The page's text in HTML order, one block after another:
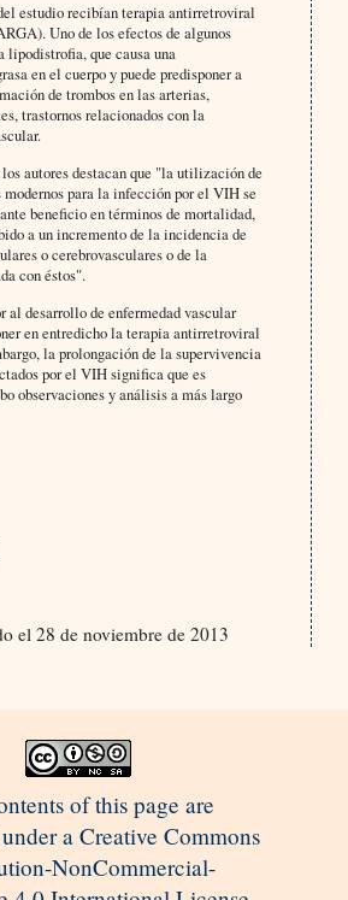
estudio recibían terapia antirretroviral
Uno de los efectos de algunos
que causa una
en el cuerpo y puede predisponer a
de trombos en las arterias,
trastornos relacionados con la
autores destacan que "la utilización de
para la infección por el VIH se
beneficio en términos de mortalidad,
a un incremento de la incidencia de
o cerebrovasculares o de la
con éstos".
al desarrollo de enfermedad vascular
en entredicho la terapia antirretroviral
la prolongación de la supervivencia
por el VIH significa que es
observaciones y análisis a más largo
el 28 de noviembre de 2013
of this page are
a Creative Commons
NonCommercial-